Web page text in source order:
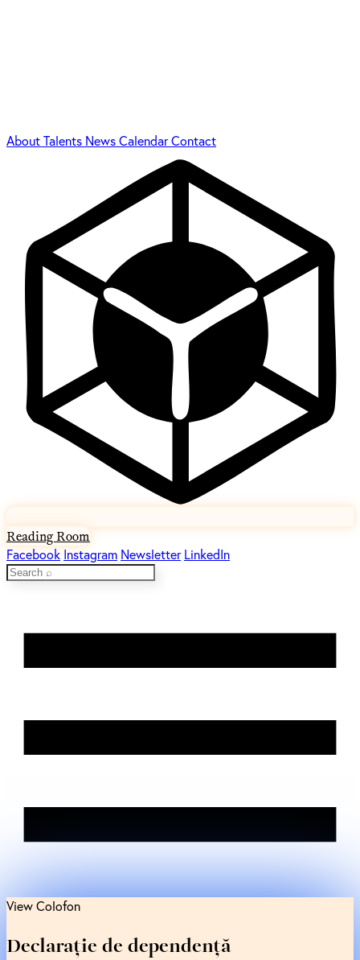
AboutTalents NewsCalendarContact
Reading Room
Facebook Instagram Newsletter LinkedIn
View Colofon
Declarație de dependență